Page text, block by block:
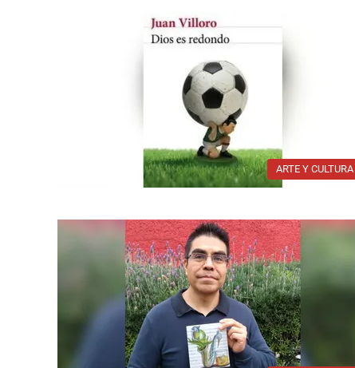
ARTE Y CULTURA